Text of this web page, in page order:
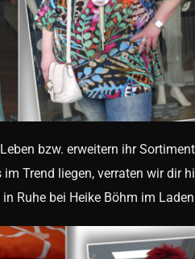
bzw. erweitern ihr
Trend liegen, verraten wir dir
Ruhe bei Heike Böhm im